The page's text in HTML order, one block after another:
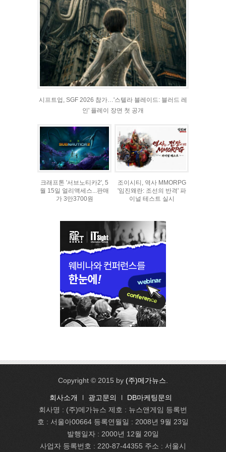
시프트업, SGF 2026 참가…'스텔라 블레이드: 블러드 레
인' 플레이 장면 첫 공개
크래프톤 '서브노티카2', 5
월 15일 얼리액세스...판매
가 3만3700원
조이시티, 역사 MMORPG
'임진왜란: 조선의 반격' 파
이널 테스트 실시
Copyright © 2015 by (주)메가뉴스.
회사소개 l 광고문의 l
DB마케팅문의
회사명 : (주)메가뉴스 제호 : 뉴스앤게임 등록번
호 : 서울아00664 등록연월일 : 2008년 9월 23일
발행일자 : 2000년 12월 20일
사업자 등록번호 : 220-87-44355 주소 : 서울시